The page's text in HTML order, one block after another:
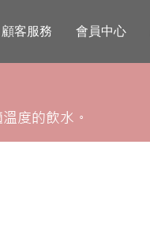
顧客服務 會員中心